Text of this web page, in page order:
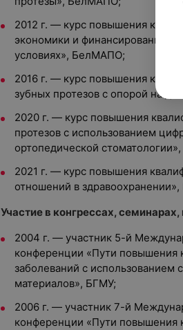
2012 г. — курс повышения
экономики и финансирования
условиях», БелМАПО;
2016 г. — курс повышения
зубных протезов с опорой на
2020 г. — курс повышения
протезов с использованием
ортопедической
2021 г. — курс повышения
отношений в
Участие в конгрессах,
2004 г. — участник 5-й
конференции «Пути повышения
заболеваний с использованием
материалов», БГМУ;
2006 г. — участник 7-й
конференции «Пути повышения